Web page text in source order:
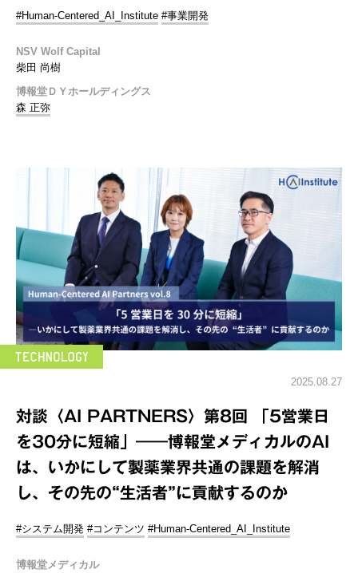
#Human-Centered_AI_Institute #事業開発
NSV Wolf Capital
柴田 尚樹
博報堂ＤＹホールディングス
森 正弥
2025.08.27
対談〈AI PARTNERS〉第8回 「5営業日
を30分に短縮」――博報堂メディカルのAI
は、いかにして製薬業界共通の課題を解消
し、その先の“生活者”に貢献するのか
#システム開発 #コンテンツ #Human-Centered_AI_Institute
博報堂メディカル